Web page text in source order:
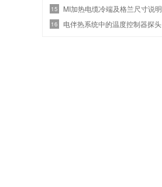
15 MI加热电缆冷端及格兰尺寸说明
16